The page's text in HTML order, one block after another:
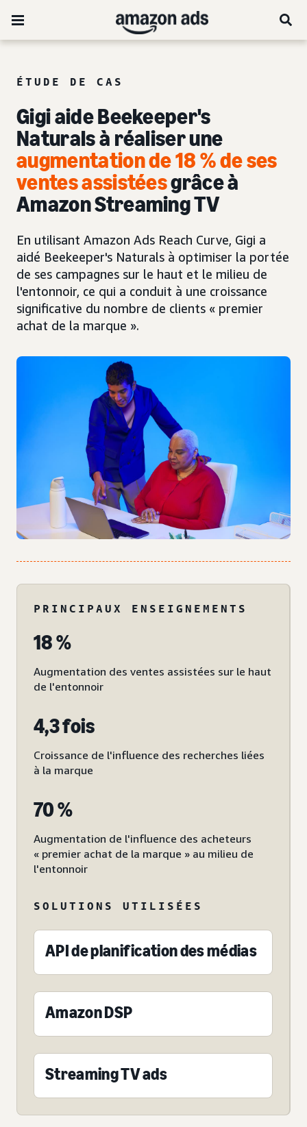
ÉTUDE DE CAS
Gigi aide Beekeeper's
Naturals à réaliser une
augmentation de 18 % de ses
ventes assistéesgrâce à
Amazon Streaming TV
En utilisant Amazon Ads Reach Curve, Gigi a
aidé Beekeeper's Naturals à optimiser la portée
de ses campagnes sur le haut et le milieu de
l'entonnoir, ce qui a conduit à une croissance
significative du nombre de clients « premier
achat de la marque ».
PRINCIPAUX ENSEIGNEMENTS
18 %
Augmentation des ventes assistées sur le haut
de l'entonnoir
4,3 fois
Croissance de l'influence des recherches liées
à la marque
70 %
Augmentation de l'influence des acheteurs
« premier achat de la marque » au milieu de
l'entonnoir
SOLUTIONS UTILISÉES
API de planification des médias
Amazon DSP
Streaming TV ads